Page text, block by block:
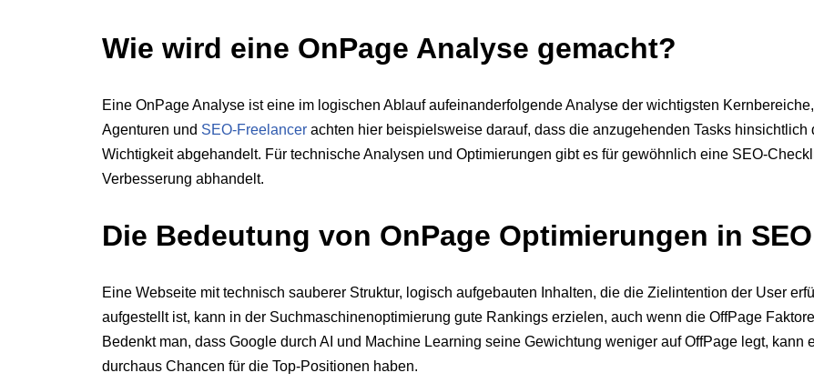
Wie wird eine OnPage Analyse gemacht?
Eine OnPage Analyse ist eine im logischen Ablauf aufeinanderfolgende Analyse der wichtigsten
Agenturen und SEO-Freelancer achten hier beispielsweise darauf, dass die anzugehenden Tasks
Wichtigkeit abgehandelt. Für technische Analysen und Optimierungen gibt es für gewöhnlich eine SEO-
Verbesserung abhandelt.
Die Bedeutung von OnPage Optimierungen in SEO
Eine Webseite mit technisch sauberer Struktur, logisch aufgebauten Inhalten, die die Zielintention der User
aufgestellt ist, kann in der Suchmaschinenoptimierung gute Rankings erzielen, auch wenn die OffPage
Bedenkt man, dass Google durch AI und Machine Learning seine Gewichtung weniger auf OffPage legt, kann
durchaus Chancen für die Top-Positionen haben.